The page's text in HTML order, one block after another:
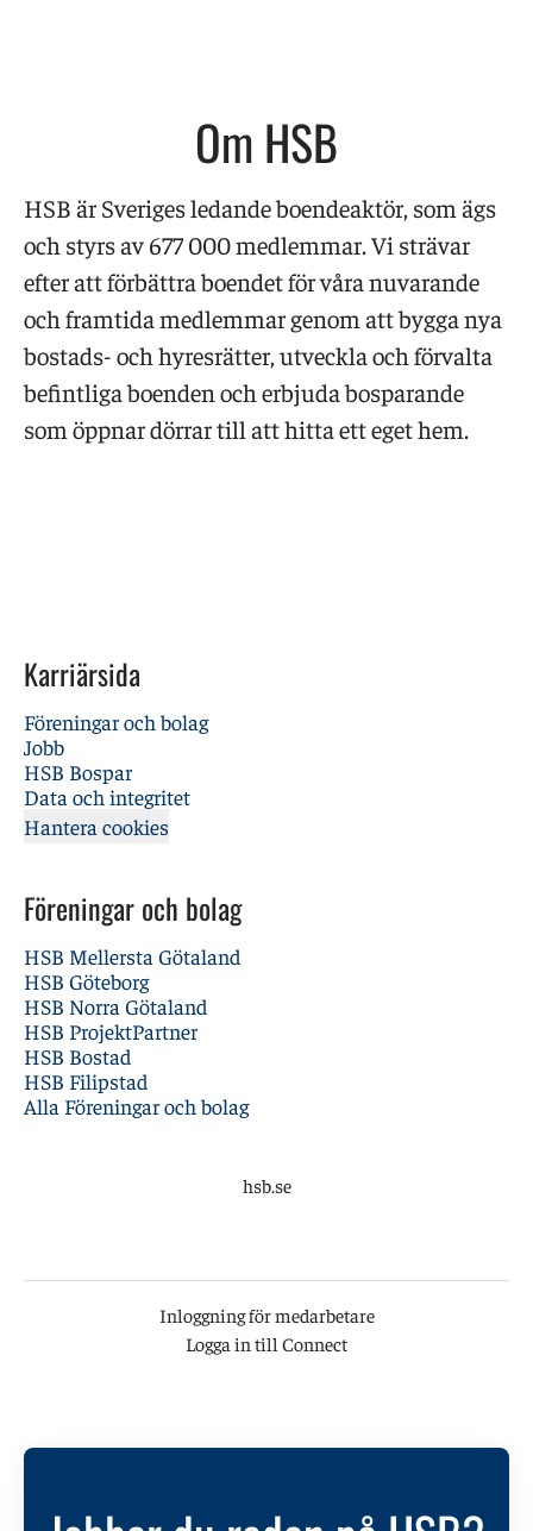
Om HSB
HSB är Sveriges ledande boendeaktör, som ägs
och styrs av 677 000 medlemmar. Vi strävar
efter att förbättra boendet för våra nuvarande
och framtida medlemmar genom att bygga nya
bostads- och hyresrätter, utveckla och förvalta
befintliga boenden och erbjuda bosparande
som öppnar dörrar till att hitta ett eget hem.
Karriärsida
Föreningar och bolag
Jobb
HSB Bospar
Data och integritet
Hantera cookies
Föreningar och bolag
HSB Mellersta Götaland
HSB Göteborg
HSB Norra Götaland
HSB ProjektPartner
HSB Bostad
HSB Filipstad
Alla Föreningar och bolag
hsb.se
Inloggning för medarbetare
Logga in till Connect